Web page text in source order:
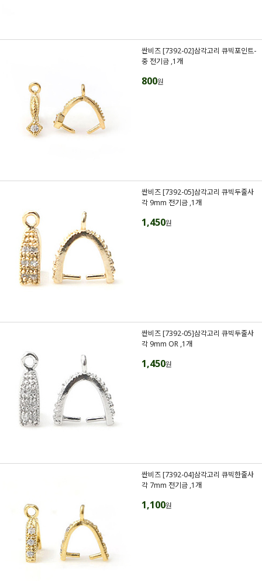
싼비즈 [7392-02]삼각고리 큐빅포인트-
중 전기금 ,1개
800원
싼비즈 [7392-05]삼각고리 큐빅두줄사
각 9mm 전기금 ,1개
1,450원
싼비즈 [7392-05]삼각고리 큐빅두줄사
각 9mm OR ,1개
1,450원
싼비즈 [7392-04]삼각고리 큐빅한줄사
각 7mm 전기금 ,1개
1,100원